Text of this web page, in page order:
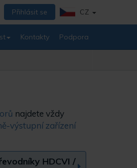
Přihlásit se CZ
Kontakty Podpora
najdete vždy
výstupní zařízení
HDCVI /